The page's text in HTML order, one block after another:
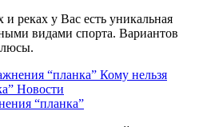
реках у Вас есть уникальная
видами спорта. Вариантов
Кому нельзя
Новости
“планка”